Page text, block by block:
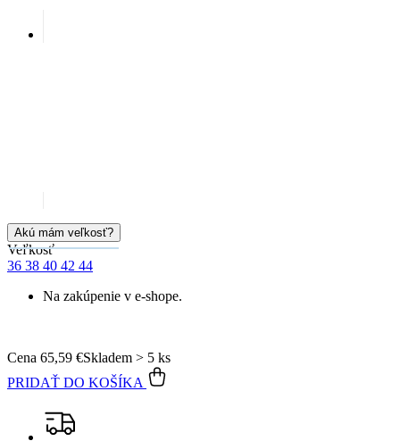
Akú mám veľkosť?
Veľkosť
36 38 40 42 44
Na zakúpenie v e-shope.
Skladem > 5 ks
Cena 65,59 €
PRIDAŤ DO KOŠÍKA